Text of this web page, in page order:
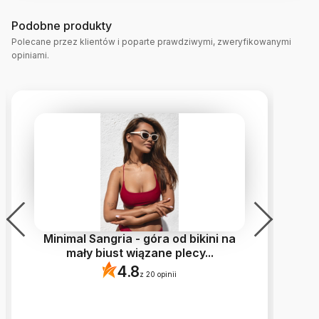
Podobne produkty
Polecane przez klientów i poparte prawdziwymi, zweryfikowanymi
opiniami.
Minimal Sangria - góra od bikini na
mały biust wiązane plecy...
4.8z 20 opinii